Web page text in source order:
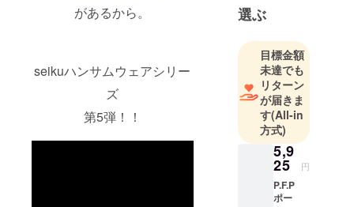
があるから。
seikuハンサムウェアシリー
ズ
第5弾！！
私たちが提
案するのは
独自の視点
と細部への
こだわりか
ら生まれ
る、着る人
自身の一部
となる「コ
ンセプト型
ブランド」
選ぶ
目標金額
未達でも
リターン
が届きま
す(All-in
方式)
5,9
25 円
P.F.P
ポー